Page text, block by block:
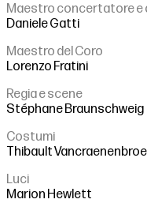
Maestro concertatore e
Daniele Gatti
Maestro del Coro
Lorenzo Fratini
Regia e scene
Stéphane Braunschweig
Costumi
Thibault
Luci
Marion Hewlett